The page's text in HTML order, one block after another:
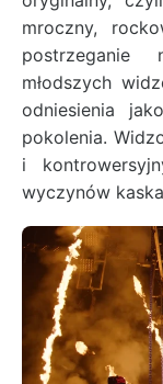
mroczny,
postrzeganie
młodszych
odniesienia
pokolenia.
i
wyczynów